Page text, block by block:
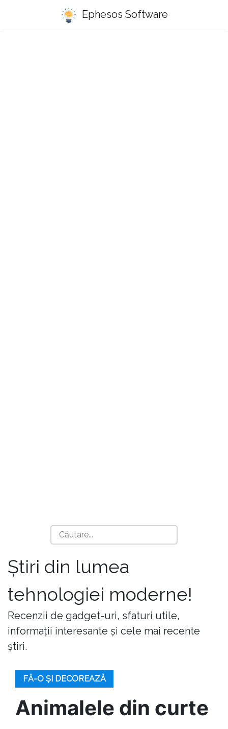
Ephesos Software
Știri din lumea
tehnologiei moderne!
Recenzii de gadget-uri, sfaturi utile,
informații interesante și cele mai recente
știri.
FĂ-O ȘI DECOREAZĂ
Animalele din curte